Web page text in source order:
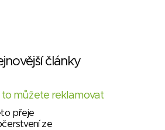
články
to můžete reklamovat
přeje
ze